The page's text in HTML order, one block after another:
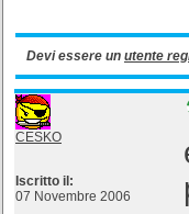
Devi essere un utente
CESKO
Iscritto il:
07 Novembre 2006